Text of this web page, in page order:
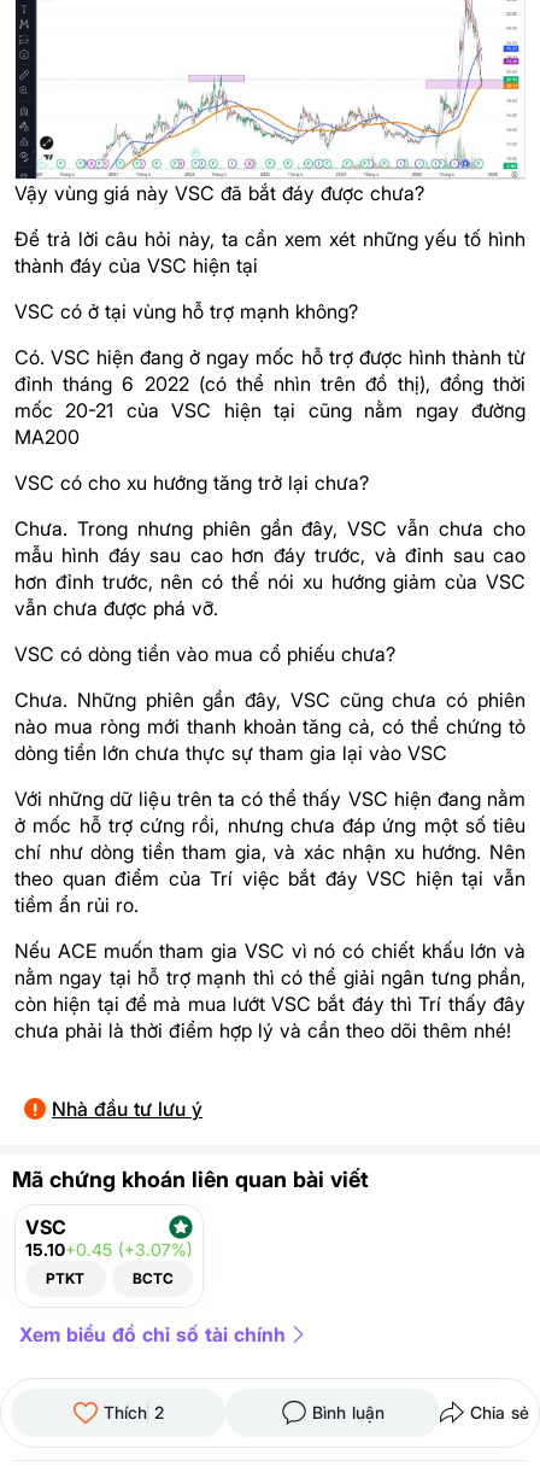
Vậy vùng giá này VSC đã bắt đáy được chưa?
Để trả lời câu hỏi này, ta cần xem xét những yếu tố hình
thành đáy của VSC hiện tại
VSC có ở tại vùng hỗ trợ mạnh không?
Có. VSC hiện đang ở ngay mốc hỗ trợ được hình thành từ
đỉnh tháng 6 2022 (có thể nhìn trên đồ thị), đồng thời
mốc 20-21 của VSC hiện tại cũng nằm ngay đường
MA200
VSC có cho xu hướng tăng trở lại chưa?
Chưa. Trong nhưng phiên gần đây, VSC vẫn chưa cho
mẫu hình đáy sau cao hơn đáy trước, và đỉnh sau cao
hơn đỉnh trước, nên có thể nói xu hướng giảm của VSC
vẫn chưa được phá vỡ.
VSC có dòng tiền vào mua cổ phiếu chưa?
Chưa. Những phiên gần đây, VSC cũng chưa có phiên
nào mua ròng mới thanh khoản tăng cả, có thể chứng tỏ
dòng tiền lớn chưa thực sự tham gia lại vào VSC
Với những dữ liệu trên ta có thể thấy VSC hiện đang nằm
ở mốc hỗ trợ cứng rồi, nhưng chưa đáp ứng một số tiêu
chí như dòng tiền tham gia, và xác nhận xu hướng. Nên
theo quan điểm của Trí việc bắt đáy VSC hiện tại vẫn
tiềm ẩn rủi ro.
Nếu ACE muốn tham gia VSC vì nó có chiết khấu lớn và
nằm ngay tại hỗ trợ mạnh thì có thể giải ngân tưng phần,
còn hiện tại để mà mua lướt VSC bắt đáy thì Trí thấy đây
chưa phải là thời điểm hợp lý và cần theo dõi thêm nhé!
Nhà đầu tư lưu ý
Mã chứng khoán liên quan bài viết
VSC
15.10+0.45 (+3.07%)
PTKT BCTC
Xem biểu đồ chỉ số tài chính
Thích 2 Bình luận Chia sẻ